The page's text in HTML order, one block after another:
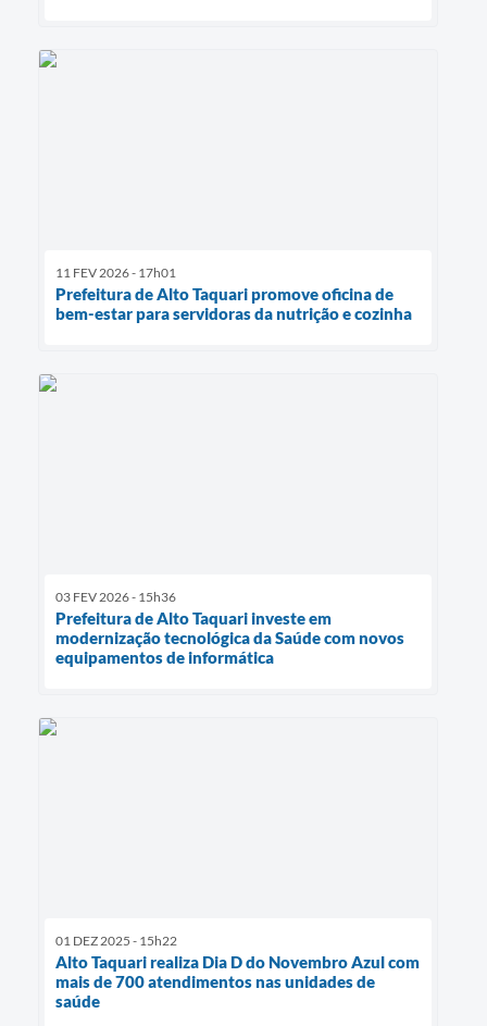
11 FEV 2026 - 17h01
Prefeitura de Alto Taquari promove oficina de
bem-estar para servidoras da nutrição e cozinha
03 FEV 2026 - 15h36
Prefeitura de Alto Taquari investe em
modernização tecnológica da Saúde com novos
equipamentos de informática
01 DEZ 2025 - 15h22
Alto Taquari realiza Dia D do Novembro Azul com
mais de 700 atendimentos nas unidades de
saúde